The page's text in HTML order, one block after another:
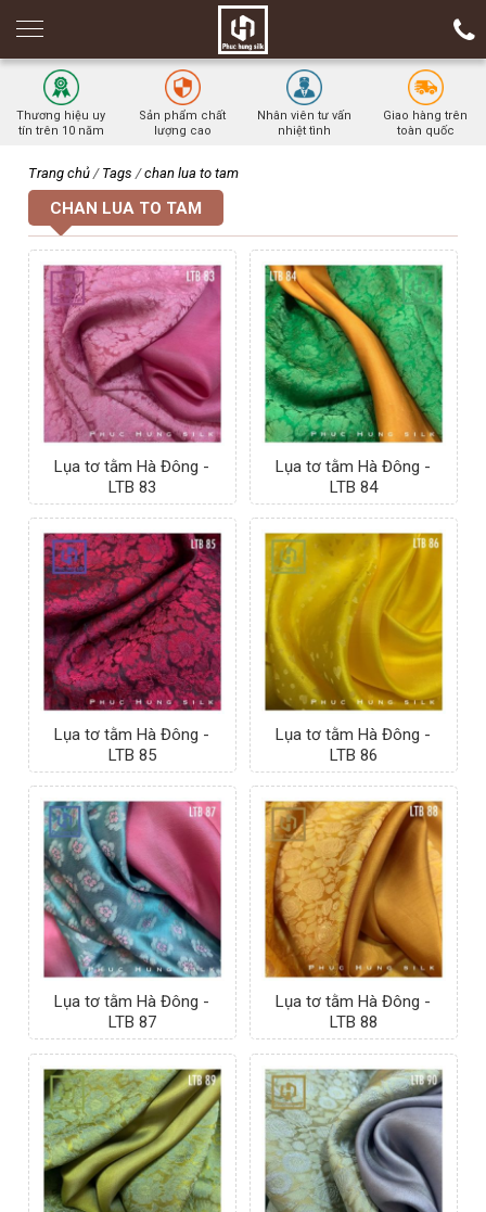
Thương hiệu uy
tín trên 10 năm
Sản phẩm chất
lượng cao
Nhân viên tư vấn
nhiệt tình
Giao hàng trên
toàn quốc
Trang chủ / Tags / chan lua to tam
CHAN LUA TO TAM
Lụa tơ tằm Hà Đông -
LTB 83
Lụa tơ tằm Hà Đông -
LTB 84
Lụa tơ tằm Hà Đông -
LTB 85
Lụa tơ tằm Hà Đông -
LTB 86
Lụa tơ tằm Hà Đông -
LTB 87
Lụa tơ tằm Hà Đông -
LTB 88